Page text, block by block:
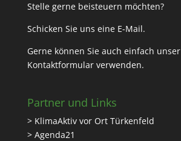
Stelle gerne beisteuern möchten?
Schicken Sie uns eine E-Mail.
Gerne können Sie auch einfach unser
Kontaktformularverwenden.
Partner und Links
> KlimaAktiv vor Ort Türkenfeld
> Agenda21